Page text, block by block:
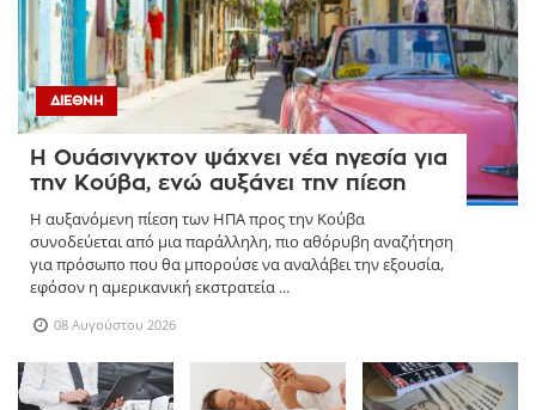
ΔΙΕΘΝΉ
Η Ουάσινγκτον ψάχνει νέα ηγεσία για
την Κούβα, ενώ αυξάνει την πίεση
Η αυξανόμενη πίεση των ΗΠΑ προς την Κούβα
συνοδεύεται από μια παράλληλη, πιο αθόρυβη αναζήτηση
για πρόσωπο που θα μπορούσε να αναλάβει την εξουσία,
εφόσον η αμερικανική εκστρατεία ...
08 Αυγούστου 2026